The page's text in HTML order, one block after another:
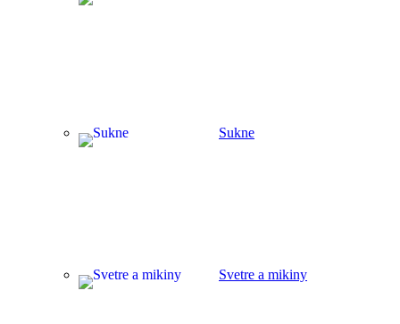
Sukne
Svetre a mikiny